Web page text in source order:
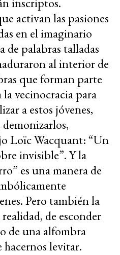
activan las pasiones
en el imaginario
de palabras talladas
al interior de
que forman parte
vecinocracia para
a estos jóvenes,
Loïc Wacquant: “Un
invisible”. Y la
es una manera de
Pero también la
de esconder
de una alfombra
levitar.